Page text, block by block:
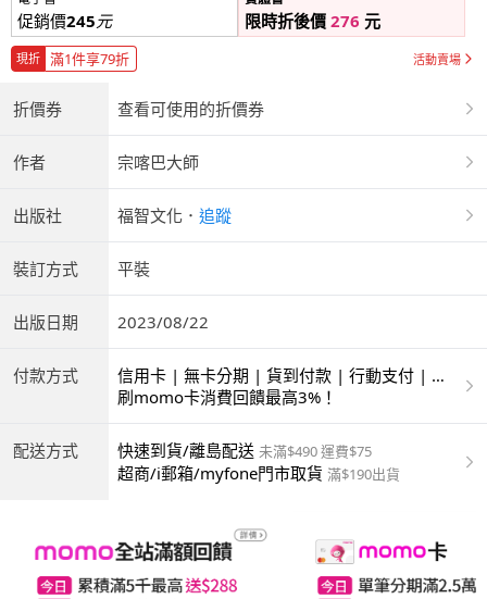
促銷價245元 限時折後價 276 元
現折 滿1件享79折 活動賣場
折價券 查看可使用的折價券
作者 宗喀巴大師
出版社 福智文化 ． 追蹤
裝訂方式 平裝
出版日期 2023/08/22
付款方式
信用卡 | 無卡分期 | 貨到付款 | 行動支付 | 超
商付款 | ATM | 銀聯卡
刷momo卡消費回饋最高3%！
配送方式 快速到貨/離島配送 未滿$490 運費$75
超商/i郵箱/myfone門市取貨 滿$190出貨